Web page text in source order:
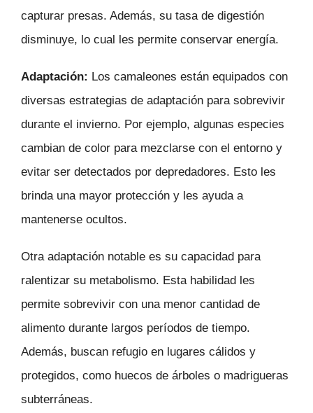
capturar presas. Además, su tasa de digestión
disminuye, lo cual les permite conservar energía.
Adaptación: Los camaleones están equipados con
diversas estrategias de adaptación para sobrevivir
durante el invierno. Por ejemplo, algunas especies
cambian de color para mezclarse con el entorno y
evitar ser detectados por depredadores. Esto les
brinda una mayor protección y les ayuda a
mantenerse ocultos.
Otra adaptación notable es su capacidad para
ralentizar su metabolismo. Esta habilidad les
permite sobrevivir con una menor cantidad de
alimento durante largos períodos de tiempo.
Además, buscan refugio en lugares cálidos y
protegidos, como huecos de árboles o madrigueras
subterráneas.